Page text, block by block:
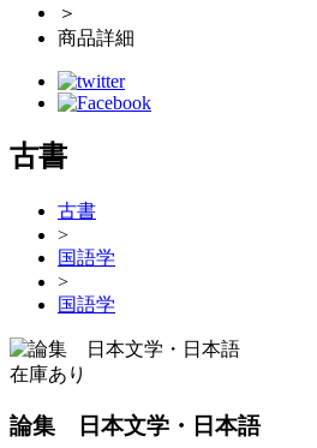
＞
商品詳細
古書
古書
>
国語学
>
国語学
在庫あり
論集 日本文学・日本語